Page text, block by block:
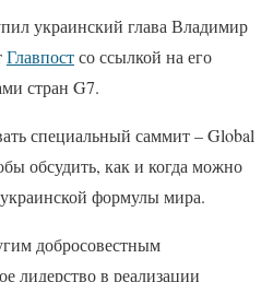
украинский глава Владимир
Главпостсо ссылкой на его
стран G7.
специальный саммит – Global
обсудить, как и когда можно
формулы мира.
добросовестным
лидерство в реализации